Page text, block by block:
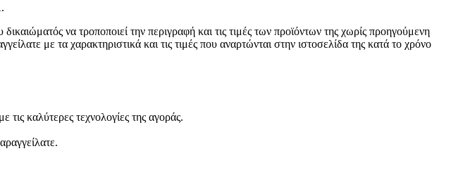
να τροποποιεί την περιγραφή και τις τιμές των προϊόντων της χωρίς προηγούμενη
με τα χαρακτηριστικά και τις τιμές που αναρτώνται στην ιστοσελίδα της κατά το χρόνο
καλύτερες τεχνολογίες της αγοράς.